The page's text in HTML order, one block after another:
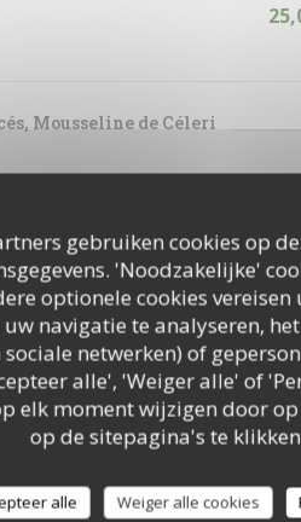
gebruiken cookies op
'Noodzakelijke'
optionele cookies
navigatie te analyseren,
netwerken) of
alle', 'Weiger alle' of
elk moment wijzigen door
op de sitepagina's te
alle Weiger alle cookies
Mousseline de Céleri